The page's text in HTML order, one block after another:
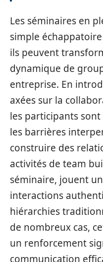
Les séminaires en
simple
ils peuvent
dynamique de
entreprise. En
axées sur la
les participants
les barrières
construire des
activités de team
séminaire, jouent
interactions
hiérarchies
de nombreux cas,
un renforcement
communication